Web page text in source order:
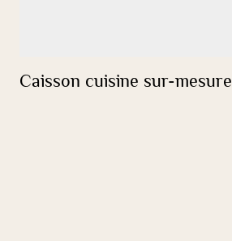
Caisson cuisine sur-mesure